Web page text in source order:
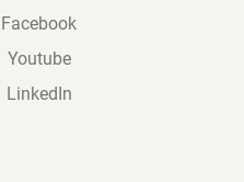
Facebook
Youtube
LinkedIn